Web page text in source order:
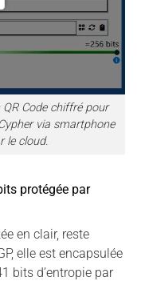
Code chiffré pour
via smartphone
le cloud.
protégée par
en clair, reste
elle est encapsulée
bits d’entropie par